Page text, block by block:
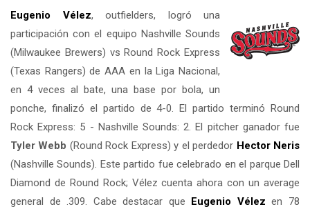
Eugenio Vélez, outfielders, logró una
participación con el equipo Nashville Sounds
(Milwaukee Brewers) vs Round Rock Express
(Texas Rangers) de AAA en la Liga Nacional,
en 4 veces al bate, una base por bola, un
ponche, finalizó el partido de 4-0. El partido terminó Round
Rock Express: 5 - Nashville Sounds: 2. El pitcher ganador fue
Tyler Webb (Round Rock Express) y el perdedor Hector Neris
(Nashville Sounds). Este partido fue celebrado en el parque Dell
Diamond de Round Rock; Vélez cuenta ahora con un average
general de .309. Cabe destacar que Eugenio Vélez en 78